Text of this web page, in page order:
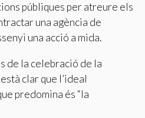
públiques per atreure els
una agència de
una acció a mida.
de la celebració de la
clar que l’ideal
predomina és “la